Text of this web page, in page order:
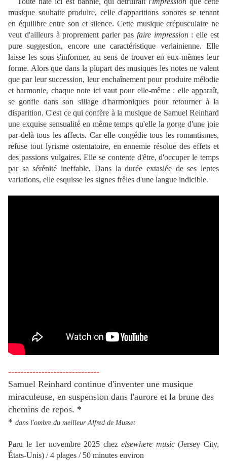
musique souhaite produire, celle d'apparitions sonores se tenant
en équilibre entre son et silence. Cette musique crépusculaire ne
veut d'ailleurs à proprement parler pas faire impression: elle est
pure suggestion, encore une caractéristique verlainienne. Elle
laisse les sons s'informer, au sens de trouver en eux-mêmes leur
forme. Alors que dans la plupart des musiques les notes ne valent
que par leur succession, leur enchaînement pour produire mélodie
et harmonie, chaque note ici vaut pour elle-même : elle apparaît,
se gonfle dans son sillage d'harmoniques pour retourner à la
disparition. C'est ce qui confère à la musique de Samuel Reinhard
une exquise sensualité en même temps qu'elle la gorge d'une joie
par-delà tous les affects. Car elle congédie tous les romantismes,
refuse tout lyrisme ostentatoire, en ennemie résolue des effets et
des passions vulgaires. Elle se contente d'être, d'occuper le temps
par sa sérénité ineffable. Dans la durée extasiée de ses lentes
variations, elle esquisse les signes frêles d'une langue indicible.
------------------------------
Samuel Reinhard continue d'inventer une musique
miraculeuse, en suspension dans l'aurore et la brune des
chemins de repos. *
* dans l'ombre du meilleur Alfred de Musset
Paru le 1er novembre 2025 chezelsewhere music(Jersey City,
États-Unis) / 4 plages / 50 minutes environ